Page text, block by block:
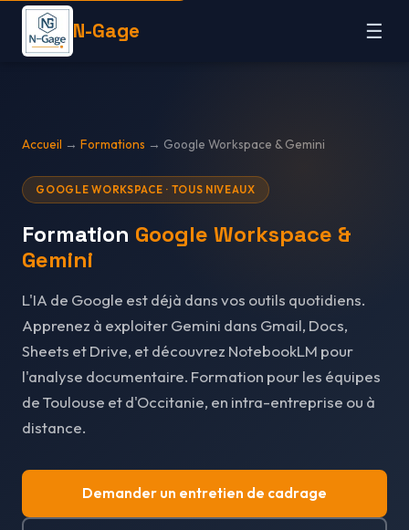
N-Gage ☰
Accueil → Formations → Google Workspace & Gemini
GOOGLE WORKSPACE · TOUS NIVEAUX
Formation Google Workspace &
Gemini
L'IA de Google est déjà dans vos outils quotidiens.
Apprenez à exploiter Gemini dans Gmail, Docs,
Sheets et Drive, et découvrez NotebookLM pour
l'analyse documentaire. Formation pour les équipes
de Toulouse et d'Occitanie, en intra-entreprise ou à
distance.
Demander un entretien de cadrage